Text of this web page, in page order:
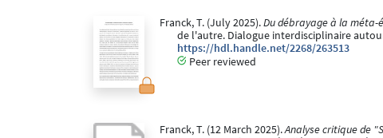
Franck, T. (July 2025).Du débrayage à la méta-
de l'autre. Dialogue interdisciplinaire
https://hdl.handle.net/2268/263513
Peer reviewed
Franck, T. (12 March 2025).Analyse critique de